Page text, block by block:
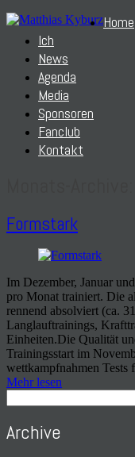
Home
Ich
News
Agenda
Media
Sponsoren
Fanclub
Kontakt
Formstark
Im Dezember, Januar
pro Monat trainiert. Die
rennend absolviert (ca.
Langlauftrainings,
Einheiten.Die Qualität
Trainingsstart im
wettkampfnahmen
Mehr lesen
Archive